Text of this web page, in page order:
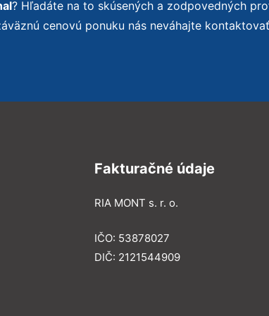
? Hľadáte na to skúsených a zodpovedných
cenovú ponuku nás neváhajte
Fakturačné údaje
RIA MONT s. r. o.
IČO: 53878027
DIČ: 2121544909